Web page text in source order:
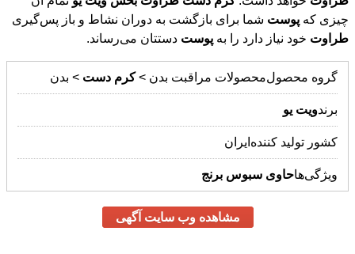
چیزی که پوست شما برای بازگشت به دوران نشاط و باز پس‌گیری
طراوت خود نیاز دارد را به پوست دستتان می‌رساند.
گروه محصولمحصولات مراقبت بدن >کرم دست > بدن
برندویت یو
کشور تولید کننده ایران
ویژگی‌هاحاوی سبوس برنج
مشاهده وب سایت آگهی